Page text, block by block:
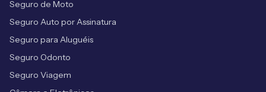
Seguro de Moto
Seguro Auto por Assinatura
Seguro para Aluguéis
Seguro Odonto
Seguro Viagem